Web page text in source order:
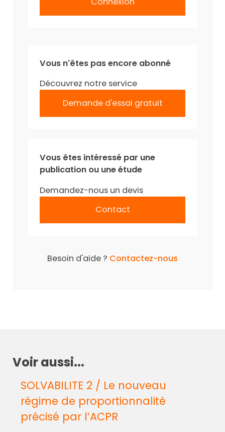
Vous n'êtes pas encore abonné
Découvrez notre service
Demande d'essai gratuit
Vous êtes intéressé par une
publication ou une étude
Demandez-nous un devis
Contact
Besoin d'aide ? Contactez-nous
Voir aussi...
SOLVABILITE 2 / Le nouveau
régime de proportionnalité
précisé par l’ACPR